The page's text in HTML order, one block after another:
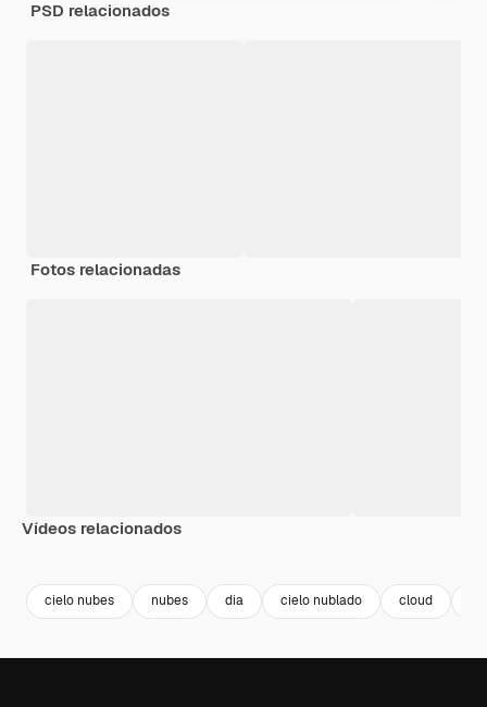
PSD relacionados
Fotos relacionadas
Vídeos relacionados
cielo nubes nubes dia cielo nublado cloud